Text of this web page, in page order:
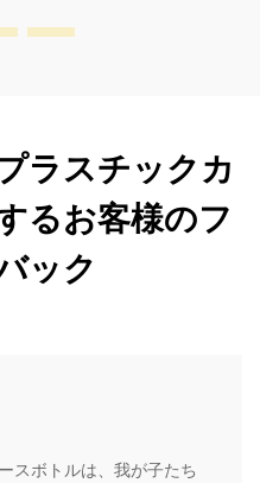
ラスチックカ
るお客様のフ
ック
スボトルは、我が子たち